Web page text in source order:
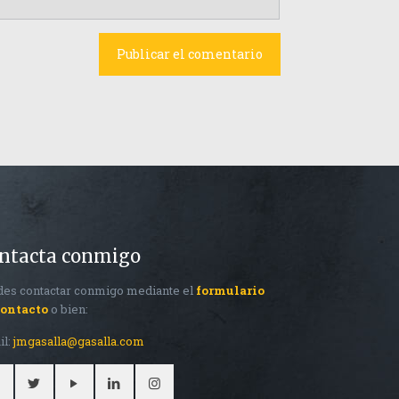
conmigo
contactar conmigo mediante el formulario
o bien:
jmgasalla@gasalla.com